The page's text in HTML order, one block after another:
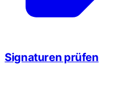
Signaturen prüfen